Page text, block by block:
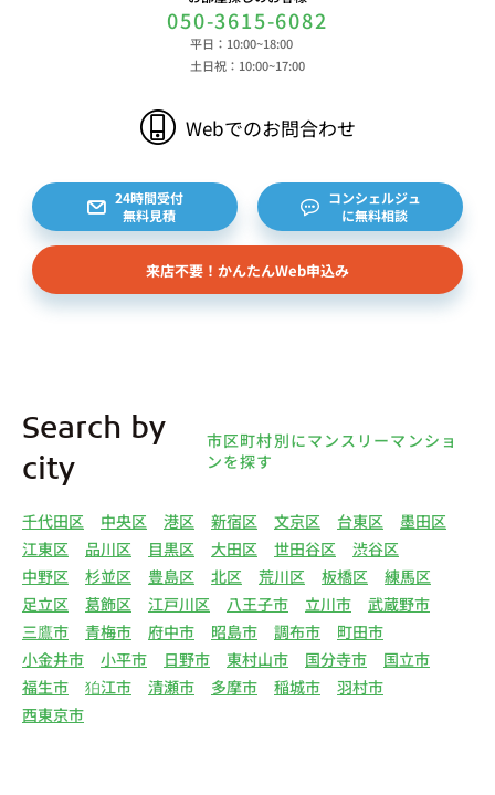
050-3615-6082
平日：10:00~18:00
土日祝：10:00~17:00
Webでのお問合わせ
24時間受付
無料見積
コンシェルジュ
に無料相談
来店不要！かんたんWeb申込み
Search by
city
市区町村別にマンスリーマンショ
ンを探す
千代田区 中央区 港区 新宿区 文京区 台東区
墨田区
江東区
品川区 目黒区 大田区 世田谷区
渋谷区
中野区
杉並区 豊島区 北区 荒川区 板橋区
練馬区
足立区
葛飾区 江戸川区 八王子市 立川市
武蔵野市
三鷹市
青梅市 府中市 昭島市 調布市
町田市
小金井市
小平市 日野市 東村山市 国分寺市
国立市
福生市
狛江市 清瀬市 多摩市 稲城市
羽村市
西東京市